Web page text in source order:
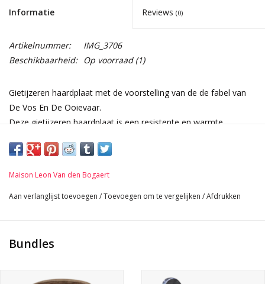
Informatie Reviews (0)
Artikelnummer:
IMG_3706
Beschikbaarheid: Op voorraad(1)
Gietijzeren haardplaat met de voorstelling van de de fabel van
De Vos En De Ooievaar.
Deze gietijzeren haardplaat is een resistente en warmte
Het wordt geleverd in 2 verschillende afwerkingen: zwart of
70 cm Breedte 27,56 Inch
66 Kg
Maison Leon Van den Bogaert
Aan verlanglijst toevoegen /Toevoegen om te vergelijken /Afdrukken
Bundles